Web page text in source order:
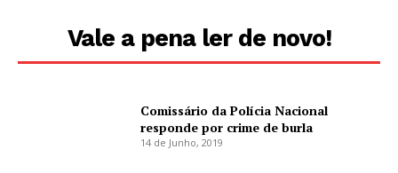
Vale a pena ler de novo!
Comissário da Polícia Nacional
responde por crime de burla
14 de Junho, 2019